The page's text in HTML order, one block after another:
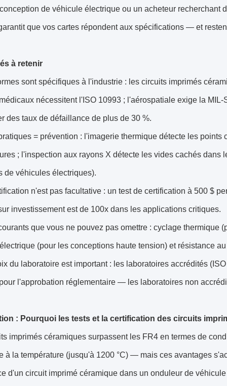
de véhicule électrique ou un acheteur recherchant
que vos cartes répondent aux spécifications — et
à retenir
sont spécifiques à l'industrie : les circuits imprimés
nécessitent l'ISO 10993 ; l'aérospatiale exige la
des taux de défaillance de plus de 30 %.
= prévention : l'imagerie thermique détecte les
; l'inspection aux rayons X détecte les vides cachés dans
de véhicules électriques).
n'est pas facultative : un test de certification à 500 $
investissement est de 100x dans les applications critiques.
que vous ne pouvez pas omettre : cyclage thermique
(pour les conceptions haute tension) et résistance
du laboratoire est important : les laboratoires accrédités
l'approbation réglementaire — les laboratoires non
: Pourquoi les tests et la certification des circuits
imprimés céramiques surpassent les FR4 en termes de
à la température (jusqu'à 1200 °C) — mais ces avantages
d'un circuit imprimé céramique dans un onduleur de